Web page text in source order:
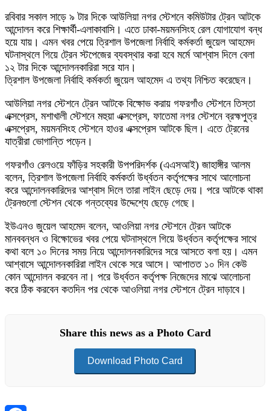
রবিবার সকাল সাড়ে ৯ টার দিকে আউলিয়া নগর স্টেশনে কমিউটার ট্রেন আটকে
আন্দোলন করে শিক্ষার্থী-এলাকাবাসি। এতে ঢাকা-ময়মনসিংহ রেল যোগাযোগ বন্ধ
হয়ে যায়। এমন খবর পেয়ে ত্রিশাল উপজেলা নির্বাহি কর্মকর্তা জুয়েল আহমেদ
ঘটনাস্থলে গিয়ে ট্রেন স্টপেজের ব্যবস্থার করা হবে মর্মে আশ্বাস দিলে বেলা
১২ টার দিকে আন্দোলনকারিরা সরে যান।
ত্রিশাল উপজেলা নির্বাহি কর্মকর্তা জুয়েল আহমেদ এ তথ্য নিশ্চিত করেছেন।
আউলিয়া নগর স্টেশনে ট্রেন আটকে বিক্ষোভ করায় গফরগাঁও স্টেশনে তিস্তা
এক্সপ্রেস, মশাখালী স্টেশনে মহুয়া এক্সপ্রেস, ফাতেমা নগর স্টেশনে ব্রহ্মপুত্র
এক্সপ্রেস, ময়মনসিংহ স্টেশনে হাওর এক্সপ্রেস আটকে ছিল। এতে ট্রেনের
যাত্রীরা ভোগান্তি পড়েন।
গফরগাঁও রেলওয়ে ফাঁড়ির সহকারী উপপরিদর্শক (এএসআই) জাহাঙ্গীর আলম
বলেন, ত্রিশাল উপজেলা নির্বাহি কর্মকর্তা উর্ধ্বতন কর্তৃপক্ষের সাথে আলোচনা
করে আন্দোলনকারিদের আশ্বাস দিলে তারা লাইন ছেড়ে দেয়। পরে আটকে থাকা
ট্রেনগুলো স্টেশন থেকে গন্তব্যের উদ্দেশ্যে ছেড়ে গেছে।
ইউএনও জুয়েল আহমেদ বলেন, আওলিয়া নগর স্টেশনে ট্রেন আটকে
মানববন্ধন ও বিক্ষোভের খবর পেয়ে ঘটনাস্থলে গিয়ে উর্ধ্বতন কর্তৃপক্ষের সাথে
কথা বলে ১০ দিনের সময় নিয়ে আন্দোলনকারিদের সরে আসতে বলা হয়। এমন
আশ্বাসে আন্দোলনকারিরা লাইন থেকে সরে আসে। আপাতত ১০ দিন কেউ
কোন আন্দোলন করবেন না। পরে উর্ধ্বতন কর্তৃপক্ষ নিজেদের মাঝে আলোচনা
করে ঠিক করবেন কতদিন পর থেকে আওলিয়া নগর স্টেশনে ট্রেন দাড়াবে।
Share this news as a Photo Card
Download Photo Card